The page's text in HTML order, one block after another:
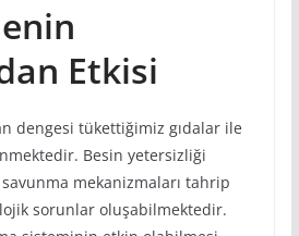
Etkisi
dengesi tükettiğimiz gıdalar ile
Besin yetersizliği
mekanizmaları tahrip
sorunlar oluşabilmektedir.